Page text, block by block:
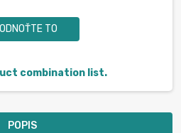
TO
combination list.
POPIS